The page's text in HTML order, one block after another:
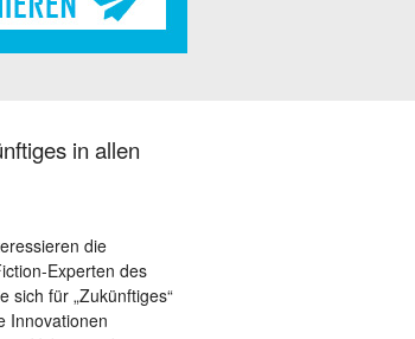
in allen
die
Experten des
sich für „Zukünftiges“
Innovationen